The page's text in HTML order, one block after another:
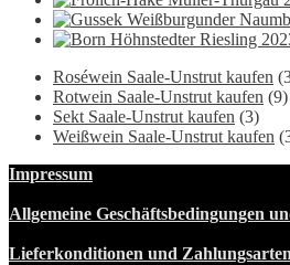
Roséwein Saale-Unstrut kaufen
Rotwein Saale-Unstrut kaufen (9)
Sekt Saale-Unstrut kaufen (3)
Weißwein Saale-Unstrut kaufen
Impressum
Allgemeine Geschäftsbedingungen
Lieferkonditionen und Zahlungsarten